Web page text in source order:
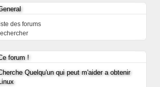
des forums
forum !
Quelqu'un qui peut m'aider a obtenir